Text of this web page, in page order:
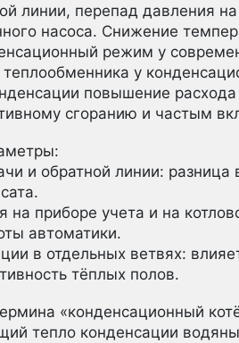
линии, перепад давления
насоса. Снижение
режим у
у
повышение
сгоранию и частым
и обратной линии: разница
приборе учета и на
автоматики.
в отдельных ветвях:
тёплых полов.
«конденсационный
тепло конденсации